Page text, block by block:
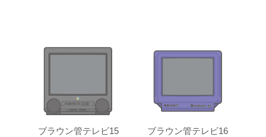
ブラウン管テレビ15 ブラウン管テレビ16